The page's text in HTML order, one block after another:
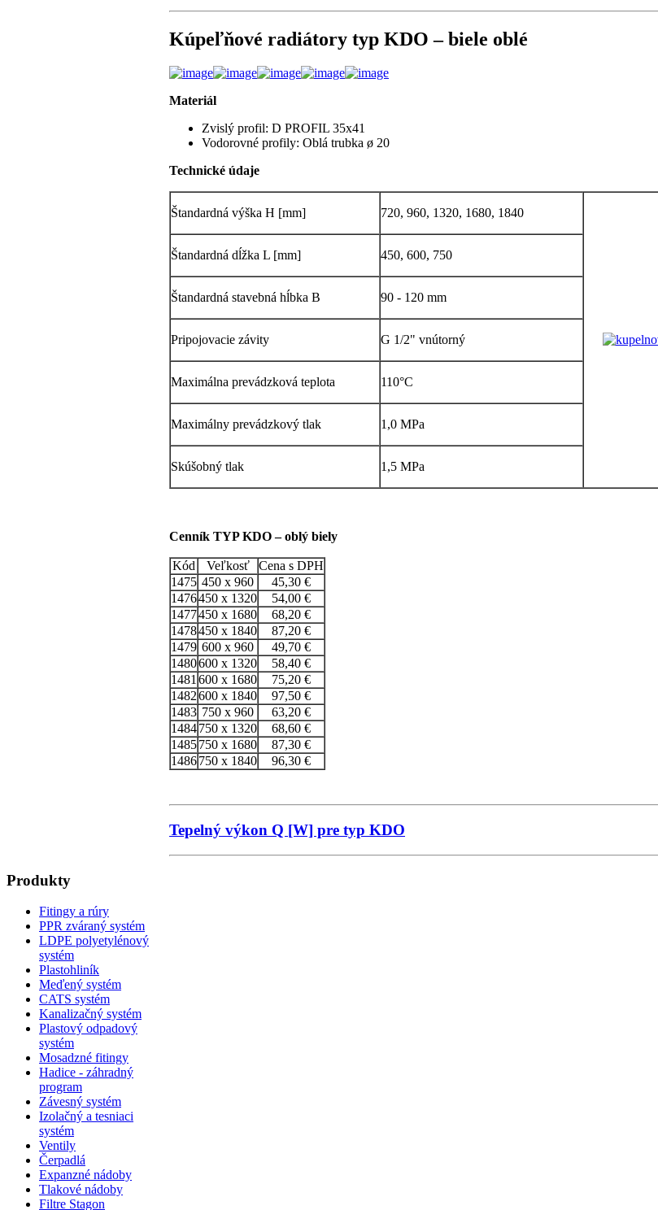
Kúpeľňové radiátory typ KDO – biele oblé
Materiál
Zvislý profil: D PROFIL 35x41
Vodorovné profily: Oblá trubka ø 20
Technické údaje
Štandardná výška H [mm] 720, 960, 1320, 1680, 1840
Štandardná dĺžka L [mm] 450, 600, 750
Štandardná stavebná hĺbka B 90 - 120 mm
Pripojovacie závity G 1/2" vnútorný
Maximálna prevádzková teplota 110°C
Maximálny prevádzkový tlak 1,0 MPa
Skúšobný tlak 1,5 MPa
Cenník TYP KDO – oblý biely
Kód Veľkosť
Cena s DPH
1475 450 x 960
45,30 €
1476450 x 1320
54,00 €
1477450 x 1680
68,20 €
1478450 x 1840
87,20 €
1479 600 x 960
49,70 €
1480600 x 1320
58,40 €
1481600 x 1680
75,20 €
1482600 x 1840
97,50 €
1483 750 x 960
63,20 €
1484750 x 1320
68,60 €
1485750 x 1680
87,30 €
1486750 x 1840 96,30 €
Tepelný výkon Q [W] pre typ KDO
Produkty
Fitingy a rúry
PPR zváraný systém
LDPE polyetylénový
systém
Plastohliník
Meďený systém
CATS systém
Kanalizačný systém
Plastový odpadový
systém
Mosadzné fitingy
Hadice - záhradný
program
Závesný systém
Izolačný a tesniaci
systém
Ventily
Čerpadlá
Expanzné nádoby
Tlakové nádoby
Filtre Stagon